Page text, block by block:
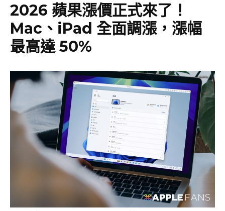
2026 蘋果漲價正式來了！
Mac、iPad 全面調漲，漲幅
最高達 50%